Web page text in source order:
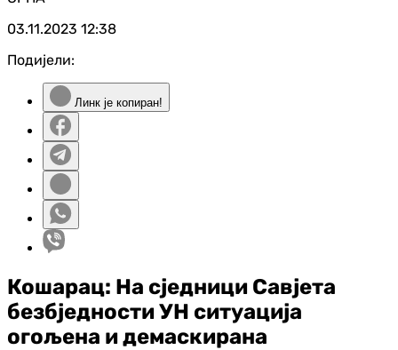
03.11.2023 12:38
Подијели:
Линк је копиран!
Кошарац: На сједници Савјета
безбједности УН ситуација
огољена и демаскирана